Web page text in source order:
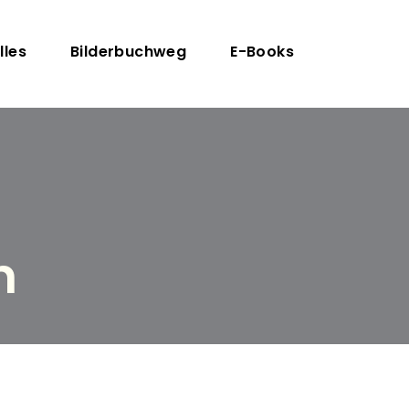
Bilderbuchweg E-Books